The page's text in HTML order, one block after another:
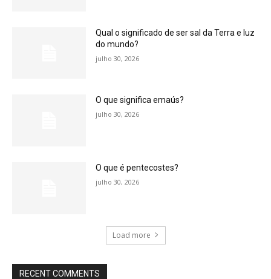
Qual o significado de ser sal da Terra e luz
do mundo?
julho 30, 2026
O que significa emaús?
julho 30, 2026
O que é pentecostes?
julho 30, 2026
Load more
RECENT COMMENTS